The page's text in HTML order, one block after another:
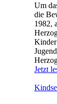
Um
die
1982,
Jetzt